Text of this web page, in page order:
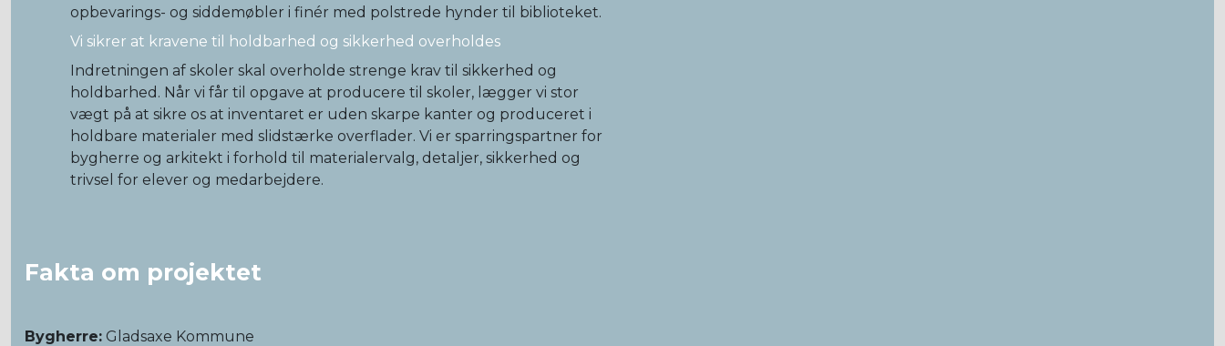
opbevarings- og siddemøbler i finér med polstrede hynder til biblioteket.
Vi sikrer at kravene til holdbarhed og sikkerhed overholdes
Indretningen af skoler skal overholde strenge krav til sikkerhed og
holdbarhed. Når vi får til opgave at producere til skoler, lægger vi stor
vægt på at sikre os at inventaret er uden skarpe kanter og produceret i
holdbare materialer med slidstærke overflader. Vi er sparringspartner for
bygherre og arkitekt i forhold til materialervalg, detaljer, sikkerhed og
trivsel for elever og medarbejdere.
Fakta om projektet
Bygherre: Gladsaxe Kommune